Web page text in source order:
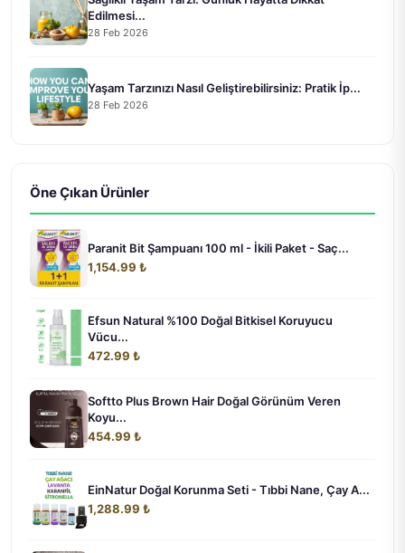
Edilmesi...
28 Feb 2026
Yaşam Tarzınızı Nasıl Geliştirebilirsiniz: Pratik İp...
28 Feb 2026
Öne Çıkan Ürünler
Paranit Bit Şampuanı 100 ml - İkili Paket - Saç...
1,154.99 ₺
Efsun Natural %100 Doğal Bitkisel Koruyucu
Vücu...
472.99 ₺
Softto Plus Brown Hair Doğal Görünüm Veren
Koyu...
454.99 ₺
EinNatur Doğal Korunma Seti - Tıbbi Nane, Çay A...
1,288.99 ₺